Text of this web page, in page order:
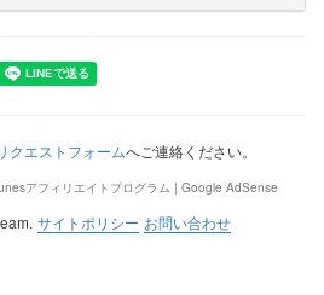
クエストフォームへご連絡ください。
アフィリエイトプログラム | Google AdSense
サイトポリシー お問い合わせ